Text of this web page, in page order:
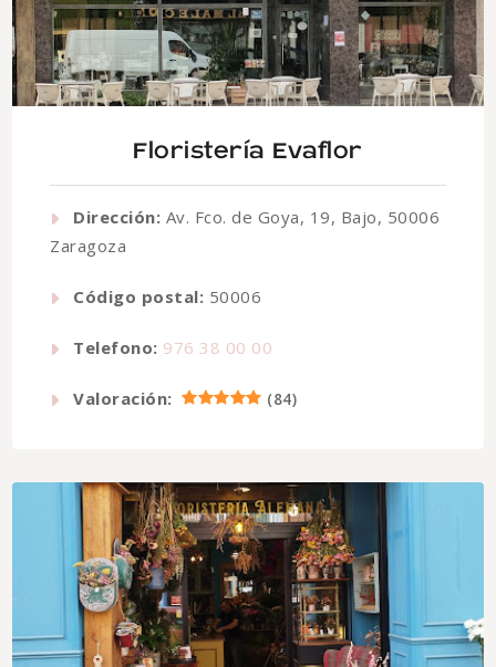
Floristería Evaflor
Dirección: Av. Fco. de Goya, 19, Bajo, 50006
Zaragoza
Código postal: 50006
Telefono: 976 38 00 00
Valoración: (84)